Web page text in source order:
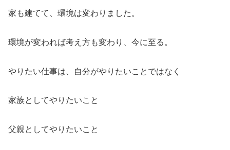
家も建てて、環境は変わりました。
環境が変われば考え方も変わり、今に至る。
やりたい仕事は、自分がやりたいことではなく
家族としてやりたいこと
父親としてやりたいこと